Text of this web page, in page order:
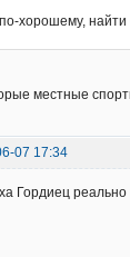
хорошему, найти
местные
07 17:34
Гордиец реально